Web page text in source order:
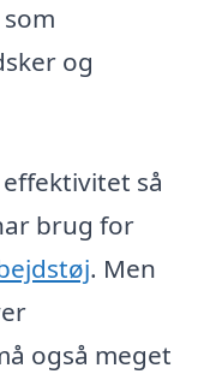
og
så
brug for
. Men
også meget